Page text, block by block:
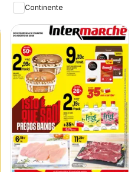
Continente